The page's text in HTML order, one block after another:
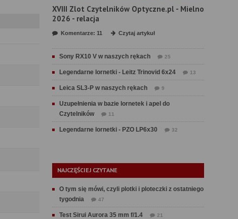
XVIII Zlot Czytelników Optyczne.pl - Mielno
2026 - relacja
Komentarze: 11 Czytaj artykuł
Sony RX10 V w naszych rękach 25
Legendarne lornetki - Leitz Trinovid 6x24 13
Leica SL3-P w naszych rękach 9
Uzupełnienia w bazie lornetek i apel do
Czytelników
11
Legendarne lornetki - PZO LP6x30 32
NAJCZĘŚCIEJ CZYTANE
O tym się mówi, czyli plotki i ploteczki z ostatniego
tygodnia
47
Test Sirui Aurora 35 mm f/1.4 21